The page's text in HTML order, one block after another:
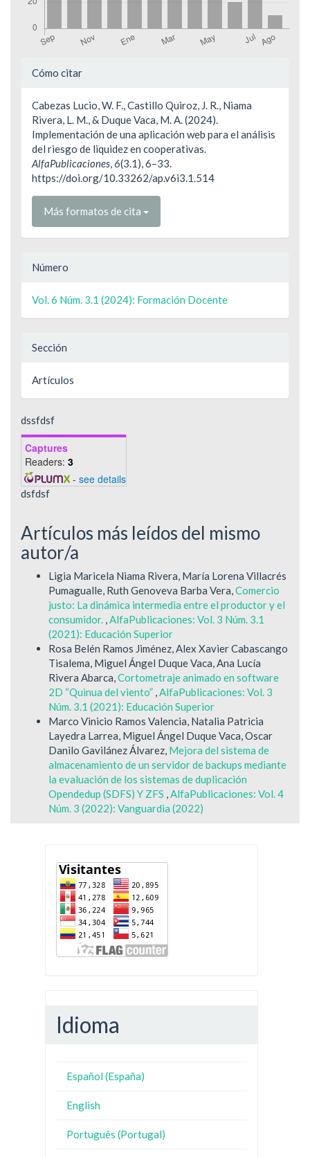
Detalles
artículo
Cómo citar
Cabezas Lucio, W. F., Castillo Quiroz, J. R., Niama
Rivera, L. M., & Duque Vaca, M. A. (2024).
Implementación de una aplicación web para el análisis
del riesgo de liquidez en cooperativas.
AlfaPublicaciones,6(3.1), 6–33.
https://doi.org/10.33262/ap.v6i3.1.514
Más formatos de cita
Número
Vol. 6 Núm. 3.1 (2024): Formación Docente
Sección
Artículos
dssfdsf
Captures
Readers: 3
- see details
dsfdsf
Artículos más leídos del mismo
autor/a
Ligia Maricela Niama Rivera, María Lorena Villacrés
Pumagualle, Ruth Genoveva Barba Vera,Comercio
justo: La dinámica intermedia entre el productor y el
consumidor. ,AlfaPublicaciones: Vol. 3 Núm. 3.1
(2021): Educación Superior
Rosa Belén Ramos Jiménez, Alex Xavier Cabascango
Tisalema, Miguel Ángel Duque Vaca, Ana Lucía
Rivera Abarca,Cortometraje animado en software
2D “Quinua del viento” ,AlfaPublicaciones: Vol. 3
Núm. 3.1 (2021): Educación Superior
Marco Vinicio Ramos Valencia, Natalia Patricia
Layedra Larrea, Miguel Ángel Duque Vaca, Oscar
Danilo Gavilánez Álvarez, Mejora del sistema de
almacenamiento de un servidor de backups mediante
la evaluación de los sistemas de duplicación
Opendedup (SDFS) Y ZFS ,AlfaPublicaciones: Vol. 4
Núm. 3 (2022): Vanguardia (2022)
Idioma
Español (España)
English
Português (Portugal)